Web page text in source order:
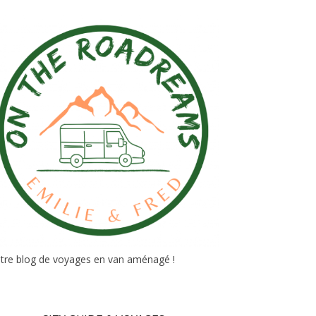
blog de voyages en van aménagé !